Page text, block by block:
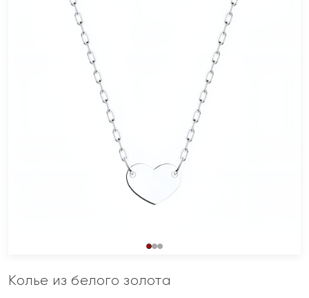
Колье из белого золота